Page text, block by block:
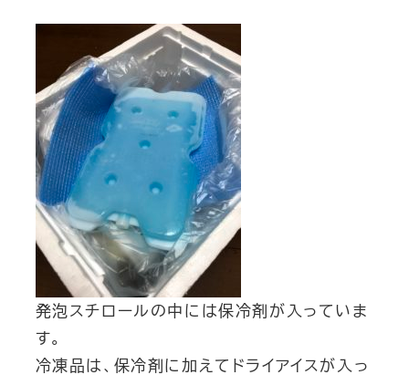
発泡スチロールの中には保冷剤が入っていま
す。
冷凍品は、保冷剤に加えてドライアイスが入っ